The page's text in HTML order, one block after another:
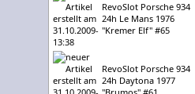
RevoSlot Porsche 934
24h Le Mans 1976
"Kremer Elf" #65
RevoSlot Porsche 934
24h Daytona 1977